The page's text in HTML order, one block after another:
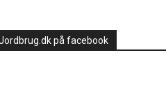
på facebook